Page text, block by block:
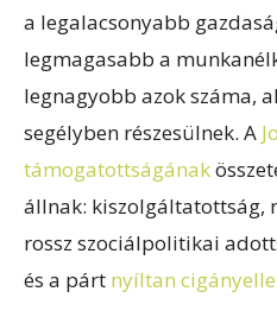
a legalacsonyabb
legmagasabb a
legnagyobb azok száma,
segélyben részesülnek. A
támogatottságának
állnak: kiszolgáltatottság,
rossz szociálpolitikai
és a párt nyíltan